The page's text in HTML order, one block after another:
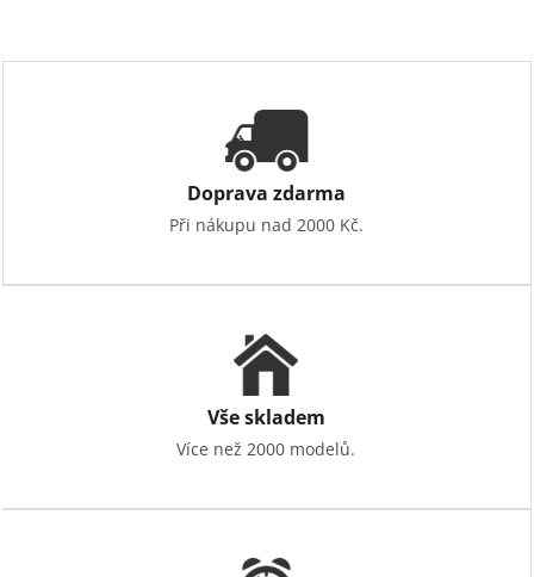
Doprava zdarma
Při nákupu nad 2000 Kč.
Vše skladem
Více než 2000 modelů.